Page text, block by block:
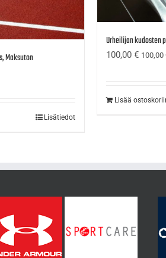
Maksuton
Lisätiedot
Urheilijan kudosten
100,00 € 100,00
Lisää